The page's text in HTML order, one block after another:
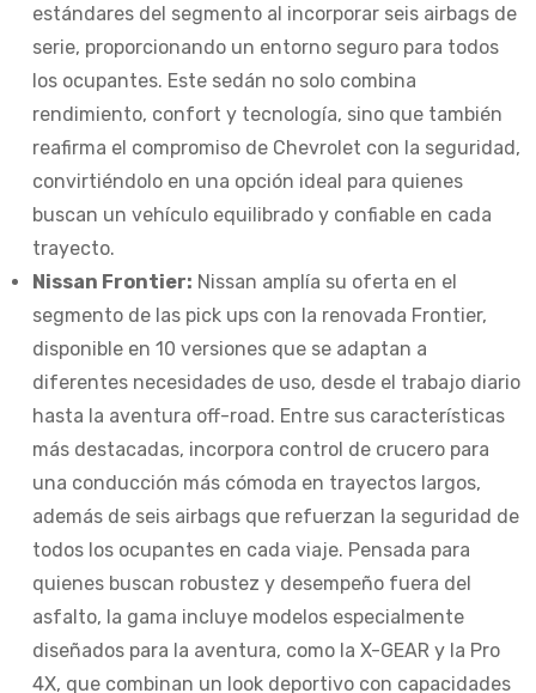
estándares del segmento al incorporar seis airbags de
serie, proporcionando un entorno seguro para todos
los ocupantes. Este sedán no solo combina
rendimiento, confort y tecnología, sino que también
reafirma el compromiso de Chevrolet con la seguridad,
convirtiéndolo en una opción ideal para quienes
buscan un vehículo equilibrado y confiable en cada
trayecto.
Nissan Frontier: Nissan amplía su oferta en el
segmento de las pick ups con la renovada Frontier,
disponible en 10 versiones que se adaptan a
diferentes necesidades de uso, desde el trabajo diario
hasta la aventura off-road. Entre sus características
más destacadas, incorpora control de crucero para
una conducción más cómoda en trayectos largos,
además de seis airbags que refuerzan la seguridad de
todos los ocupantes en cada viaje. Pensada para
quienes buscan robustez y desempeño fuera del
asfalto, la gama incluye modelos especialmente
diseñados para la aventura, como la X-GEAR y la Pro
4X, que combinan un look deportivo con capacidades